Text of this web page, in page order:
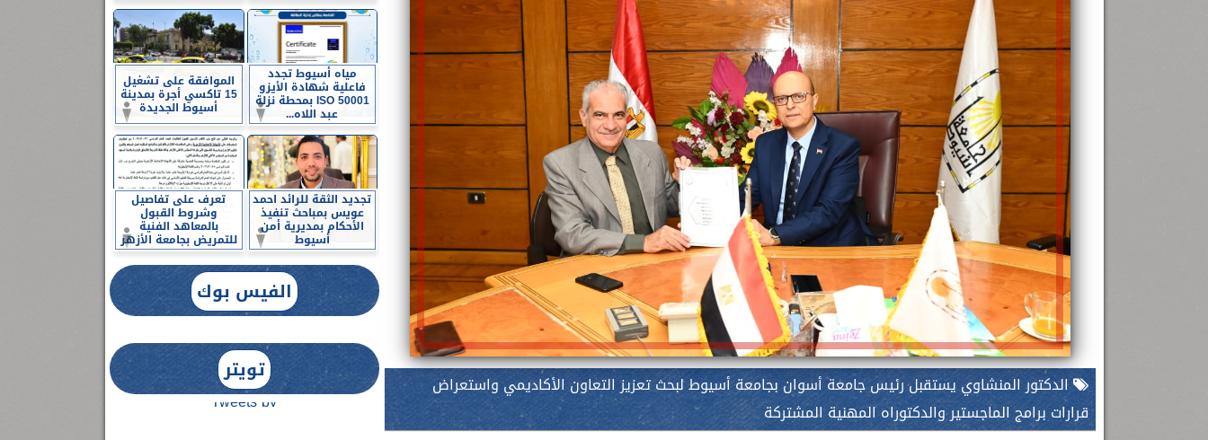
الدكتور المنشاوي يستقبل رئيس جامعة أسوان بجامعة أسيوط لبحث تعزيز التعاون الأكاديمي واستعراض
قرارات برامج الماجستير والدكتوراه المهنية المشتركة
مياه أسيوط تجدد
فاعلية شهادة الأيزو
ISO 50001 بمحطة نزلة
عبد اللاه...
الموافقة على تشغيل
15 تاكسي أجرة بمدينة
أسيوط الجديدة
تجديد الثقة للرائد احمد
عويس بمباحث تنفيذ
الأحكام بمديرية أمن
أسيوط
تعرف على تفاصيل
وشروط القبول
بالمعاهد الفنية
للتمريض بجامعة الأزهر
الفيس بوك
تويتر
Tweets by